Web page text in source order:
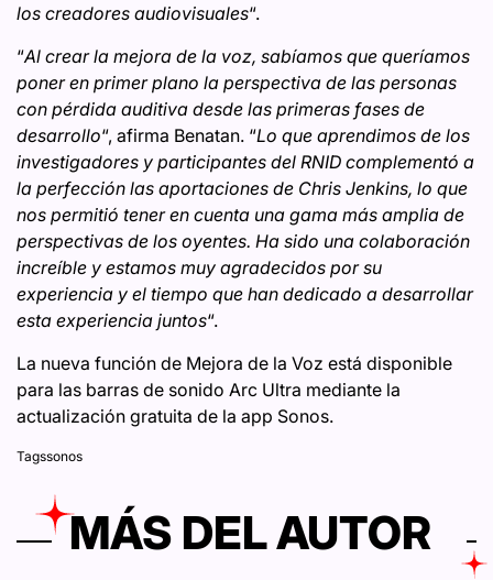
los creadores audiovisuales“.
“Al crear la mejora de la voz, sabíamos que queríamos
poner en primer plano la perspectiva de las personas
con pérdida auditiva desde las primeras fases de
desarrollo“, afirma Benatan. “Lo que aprendimos de los
investigadores y participantes del RNID complementó a
la perfección las aportaciones de Chris Jenkins, lo que
nos permitió tener en cuenta una gama más amplia de
perspectivas de los oyentes. Ha sido una colaboración
increíble y estamos muy agradecidos por su
experiencia y el tiempo que han dedicado a desarrollar
esta experiencia juntos“.
La nueva función de Mejora de la Voz está disponible
para las barras de sonido Arc Ultra mediante la
actualización gratuita de la app Sonos.
Tagssonos
MÁS DEL AUTOR